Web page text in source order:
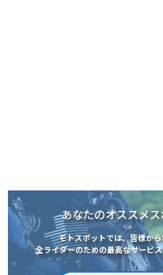
あなたのオススメ
モトスポットでは、皆様か
全ライダーのための最高なサービ